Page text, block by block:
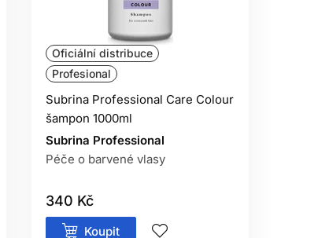
Oficiální distribuce
Profesional
Subrina Professional Care Colour
šampon 1000ml
Subrina Professional
Péče o barvené vlasy
340 Kč
Koupit